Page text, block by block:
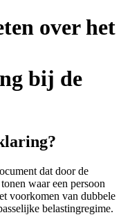
over het
bij de
dat door de
waar een persoon
voorkomen van dubbele
belastingregime.